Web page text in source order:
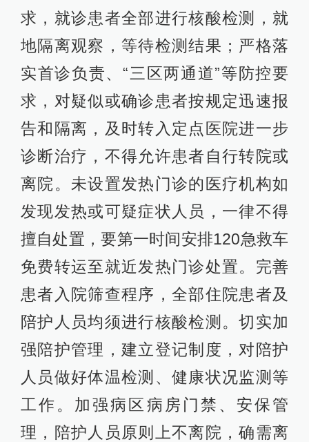
求，就诊患者全部进行核酸检测，就
地隔离观察，等待检测结果；严格落
实首诊负责、“三区两通道”等防控要
求，对疑似或确诊患者按规定迅速报
告和隔离，及时转入定点医院进一步
诊断治疗，不得允许患者自行转院或
离院。未设置发热门诊的医疗机构如
发现发热或可疑症状人员，一律不得
擅自处置，要第一时间安排120急救车
免费转运至就近发热门诊处置。完善
患者入院筛查程序，全部住院患者及
陪护人员均须进行核酸检测。切实加
强陪护管理，建立登记制度，对陪护
人员做好体温检测、健康状况监测等
工作。加强病区病房门禁、安保管
理，陪护人员原则上不离院，确需离